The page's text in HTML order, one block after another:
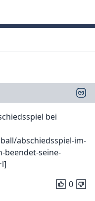
bei
abschiedsspiel-im-
beendet-seine-
0